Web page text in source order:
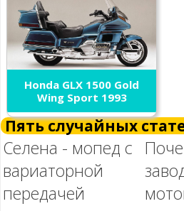
Honda GLX 1500 Gold
Wing Sport 1993
Пять случайных
Селена - мопед с
вариаторной
передачей